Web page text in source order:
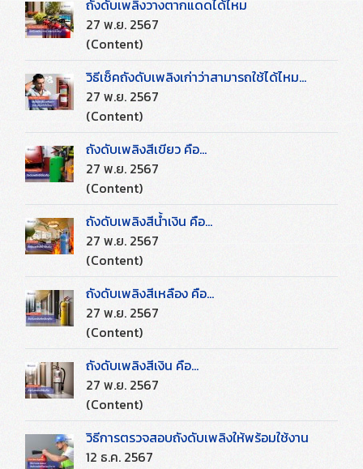
ถังดับเพลิงวางตากแดดได้ไหม
27 พ.ย. 2567
(Content)
วิธีเช็คถังดับเพลิงเก่าว่าสามารถใช้ได้ไหม...
27 พ.ย. 2567
(Content)
ถังดับเพลิงสีเขียว คือ...
27 พ.ย. 2567
(Content)
ถังดับเพลิงสีน้ำเงิน คือ...
27 พ.ย. 2567
(Content)
ถังดับเพลิงสีเหลือง คือ...
27 พ.ย. 2567
(Content)
ถังดับเพลิงสีเงิน คือ...
27 พ.ย. 2567
(Content)
วิธีการตรวจสอบถังดับเพลิงให้พร้อมใช้งาน
12 ธ.ค. 2567